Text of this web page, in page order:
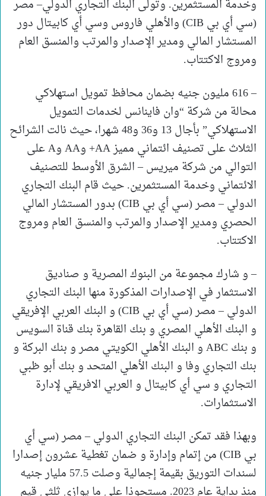
وخدمة المستثمرين. وتولى البنك التجاري الدولي– مصر
(سي أي بي CIB) والأهلي فاروس وسي أي كابيتال دور
المستشار المالي ومدير الإصدار والمرتب والمنسق العام
ومروج الاكتتاب.
– 616 مليون جنيه بضمان محافظ تمويل استهلاكي
محالة من شركة “وان فاينانس لخدمات التمويل
الاستهلاكي” بأجال 13 و36 و48 شهرا، حيث نالت الشرائح
الثلاث على تصنيف ائتماني مميز AA+ وAA وA على
التوالي من شركة ميريس – الشرق الأوسط للتصنيف
الائتماني وخدمة المستثمرين. حيث قام البنك التجاري
الدولي – مصر (سي أي بي CIB) بدور المستشار المالي
الحصري ومدير الإصدار والمرتب والمنسق العام ومروج
الاكتتاب.
– و شارك مجموعة من البنوك المصرية و صناديق
الاستثمار في الإصدارات المذكورة منها البنك التجاري
الدولي – مصر (سي أي بي CIB) و البنك العربي الإفريقي
و البنك الأهلي المصري و بنك القاهرة بنك قناة السويس
و بنك ABC و البنك الأهلي الكويتي مصر و بنك البركة و
بنك التجاري وفا و البنك الأهلي المتحد و بنك أبو ظبي
التجاري و سي أي كابيتال و العربي الافريقي لإدارة
الاستثمارات.
وبهذا فقد تمكن البنك التجاري الدولي – مصر (سي أي
بي CIB) من إتمام وإدارة و ضمان تغطية عشرون إصدارا
لسندات التوريق بقيمة إجمالية وصلت 57.5 مليار جنيه